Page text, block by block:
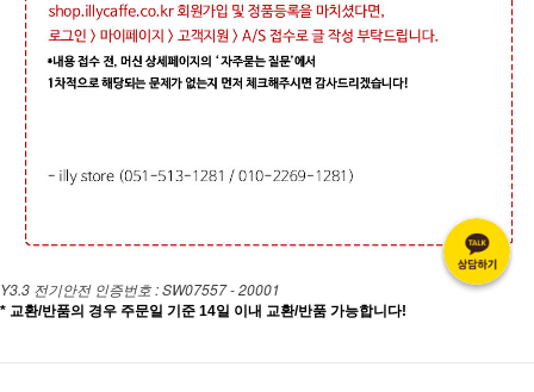
Y3.3 전기안전 인증번호 : SW07557 - 20001
* 교환/반품의 경우 주문일 기준 14일 이내 교환/반품 가능합니다!